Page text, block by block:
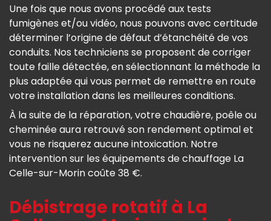
Une fois que nous avons procédé aux tests
fumigènes et/ou vidéo, nous pouvons avec certitude
déterminer l’origine de défaut d’étanchéité de vos
conduits. Nos techniciens se proposent de corriger
toute faille détectée, en sélectionnant la méthode la
plus adaptée qui vous permet de remettre en route
votre installation dans les meilleures conditions.
À la suite de la réparation, votre chaudière, poêle ou
cheminée aura retrouvé son rendement optimal et
vous ne risquerez aucune intoxication. Notre
intervention sur les équipements de chauffage La
Celle-sur-Morin coûte 38 €.
Débistrage rotatif à La